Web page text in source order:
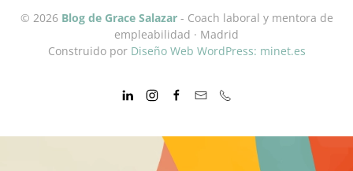
© 2026 Blog de Grace Salazar- Coach laboral y mentora de
empleabilidad · Madrid
Construido por Diseño Web WordPress: minet.es